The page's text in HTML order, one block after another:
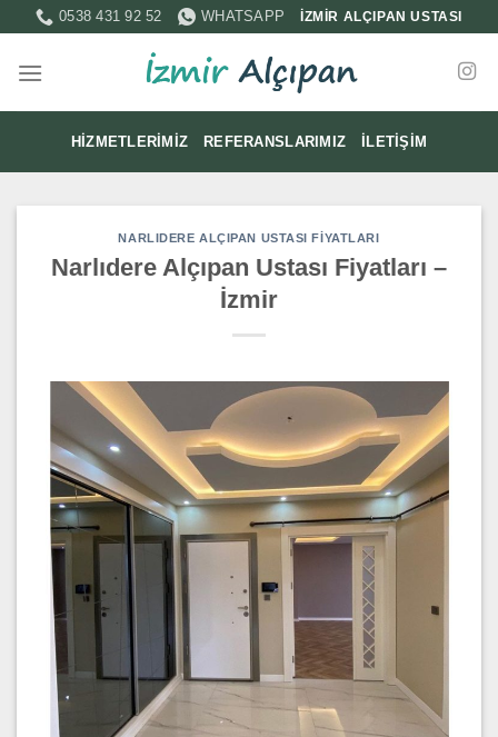
İçeriğe
0538 431 92 52 WHATSAPP İZMİR ALÇIPAN USTASI
HIZMETLERIMIZ REFERANSLARIMIZ İLETIŞIM
NARLIDERE ALÇIPAN USTASI FIYATLARI
Narlıdere Alçıpan Ustası Fiyatları –
İzmir